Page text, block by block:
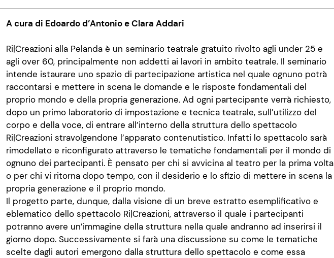
A cura di Edoardo d’Antonio e Clara Addari
Ri|Creazioni alla Pelanda è un seminario teatrale gratuito rivolto agli under 25 e
agli over 60, principalmente non addetti ai lavori in ambito teatrale. Il seminario
intende istaurare uno spazio di partecipazione artistica nel quale ognuno potrà
raccontarsi e mettere in scena le domande e le risposte fondamentali del
proprio mondo e della propria generazione. Ad ogni partecipante verrà richiesto,
dopo un primo laboratorio di impostazione e tecnica teatrale, sull’utilizzo del
corpo e della voce, di entrare all’interno della struttura dello spettacolo
Ri|Creazioni stravolgendone l’apparato contenutistico. Infatti lo spettacolo sarà
rimodellato e riconfigurato attraverso le tematiche fondamentali per il mondo di
ognuno dei partecipanti. È pensato per chi si avvicina al teatro per la prima volta
o per chi vi ritorna dopo tempo, con il desiderio e lo sfizio di mettere in scena la
propria generazione e il proprio mondo.
Il progetto parte, dunque, dalla visione di un breve estratto esemplificativo e
eblematico dello spettacolo Ri|Creazioni, attraverso il quale i partecipanti
potranno avere un’immagine della struttura nella quale andranno ad inserirsi il
giorno dopo. Successivamente si farà una discussione su come le tematiche
scelte dagli autori emergono dalla struttura dello spettacolo e come essa